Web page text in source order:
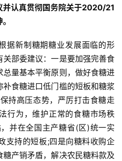
并认真贯彻国务院关于2020/21
据新制糖期糖业发展面临的形
部委建议：一是要加强完善食
量基本平衡原则，做好食糖进
食糖进口低门槛的短板和糖浆
持高压态势，严厉打击食糖走
行为，维护正常的食糖市场秩
并在全国主产糖省(区)统一实
支持的短板;四是向糖料收购企
产销矛盾，解决农民糖料款及